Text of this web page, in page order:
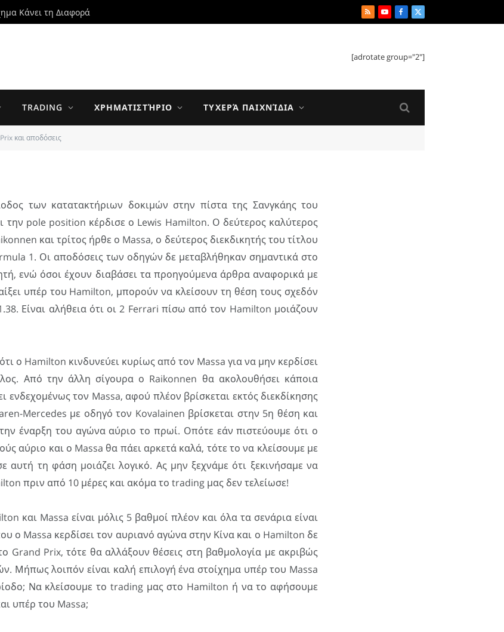
Κάνει τη Διαφορά RSSYouTube
Facebook
X
[adrotate group="2"]
TRADING ΧΡΗΜΑΤΙΣΤΉΡΙΟ ΤΥΧΕΡΆ ΠΑΙΧΝΊΔΙΑ
και αποδόσεις
και αποδόσεις
των κατατακτήριων δοκιμών στην πίστα της Σανγκάης του
την pole position κέρδισε ο Lewis Hamilton. Ο δεύτερος καλύτερος
και τρίτος ήρθε ο Massa, ο δεύτερος διεκδικητής του τίτλου
1. Οι αποδόσεις των οδηγών δε μεταβλήθηκαν σημαντικά στο
ενώ όσοι έχουν διαβάσει τα προηγούμενα άρθρα αναφορικά με
υπέρ του Hamilton, μπορούν να κλείσουν τη θέση τους σχεδόν
Είναι αλήθεια ότι οι 2 Ferrari πίσω από τον Hamilton μοιάζουν
ο Hamilton κινδυνεύει κυρίως από τον Massa για να μην κερδίσει
Από την άλλη σίγουρα ο Raikonnen θα ακολουθήσει κάποια
ενδεχομένως τον Massa, αφού πλέον βρίσκεται εκτός διεκδίκησης
Mercedes με οδηγό τον Kovalainen βρίσκεται στην 5η θέση και
έναρξη του αγώνα αύριο το πρωί. Οπότε εάν πιστεύουμε ότι ο
αύριο και ο Massa θα πάει αρκετά καλά, τότε το να κλείσουμε με
αυτή τη φάση μοιάζει λογικό. Ας μην ξεχνάμε ότι ξεκινήσαμε να
πριν από 10 μέρες και ακόμα το trading μας δεν τελείωσε!
και Massa είναι μόλις 5 βαθμοί πλέον και όλα τα σενάρια είναι
ο Massa κερδίσει τον αυριανό αγώνα στην Κίνα και ο Hamilton δε
Grand Prix, τότε θα αλλάξουν θέσεις στη βαθμολογία με ακριβώς
Μήπως λοιπόν είναι καλή επιλογή ένα στοίχημα υπέρ του Massa
Να κλείσουμε το trading μας στο Hamilton ή να το αφήσουμε
υπέρ του Massa;